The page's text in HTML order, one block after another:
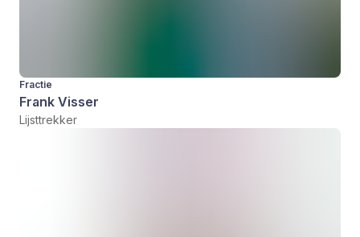
Fractie
Frank Visser
Lijsttrekker